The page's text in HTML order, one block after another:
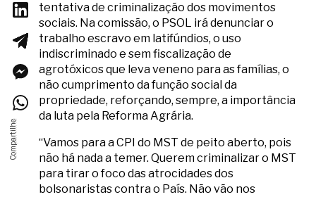
tentativa de criminalização dos movimentos
sociais. Na comissão, o PSOL irá denunciar o
trabalho escravo em latifúndios, o uso
indiscriminado e sem fiscalização de
agrotóxicos que leva veneno para as famílias, o
não cumprimento da função social da
propriedade, reforçando, sempre, a importância
da luta pela Reforma Agrária.
“Vamos para a CPI do MST de peito aberto, pois
não há nada a temer. Querem criminalizar o MST
para tirar o foco das atrocidades dos
bolsonaristas contra o País. Não vão nos